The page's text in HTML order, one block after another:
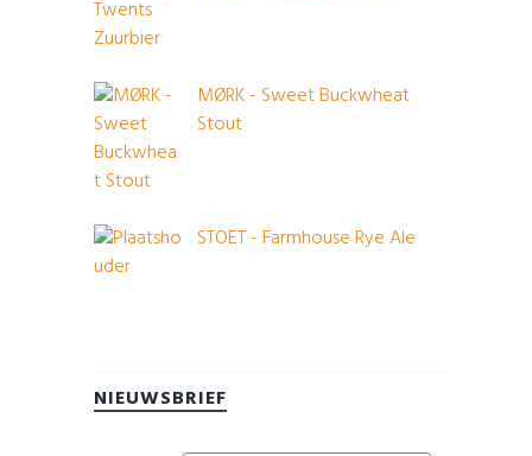
MØRK - Sweet Buckwheat
Stout
STOET - Farmhouse Rye Ale
NIEUWSBRIEF